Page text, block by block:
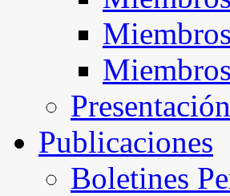
Presentación
Publicaciones
Boletines